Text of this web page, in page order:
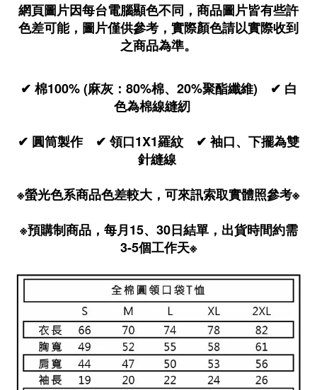
網頁圖片因每台電腦顯色不同，商品圖片皆有些許
色差可能，圖片僅供參考，實際顏色請以實際收到
之商品為準。
✔ 棉100% (麻灰：80%棉、20%聚酯纖維) ✔ 白
色為棉線縫紉
✔ 圓筒製作 ✔ 領口1X1羅紋 ✔ 袖口、下擺為雙
針縫線
※螢光色系商品色差較大，可來訊索取實體照參考※
※預購制商品，每月15、30日結單，出貨時間約需
3-5個工作天※